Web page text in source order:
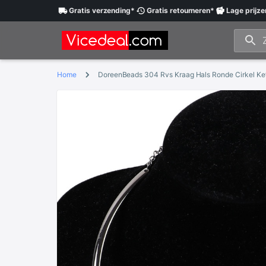
Gratisverzending* Gratisretourneren* Lage
Home